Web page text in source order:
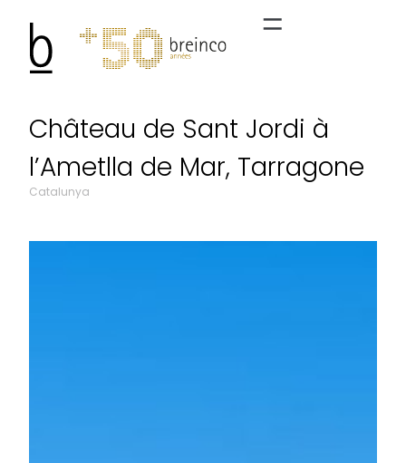
Château de Sant Jordi à
l’Ametlla de Mar, Tarragone
Catalunya